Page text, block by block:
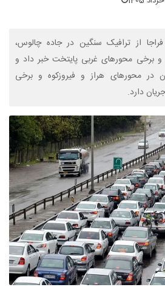
از ترافیک سنگین در جاده چالوس،
و برخی محورهای غربی پایتخت خبر داد و
در محورهای هراز و فیروزکوه و برخی
دارد.